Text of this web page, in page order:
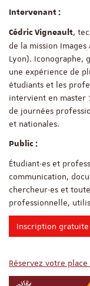
Intervenant :
Cédric Vigneault,
de la mission Images
Lyon). Iconographe,
une expérience de
étudiants et les
intervient en master
de journées
et nationales.
Public :
Étudiant·es et
communication,
chercheur·es et
professionnelle,
Inscription
Réservez votre place